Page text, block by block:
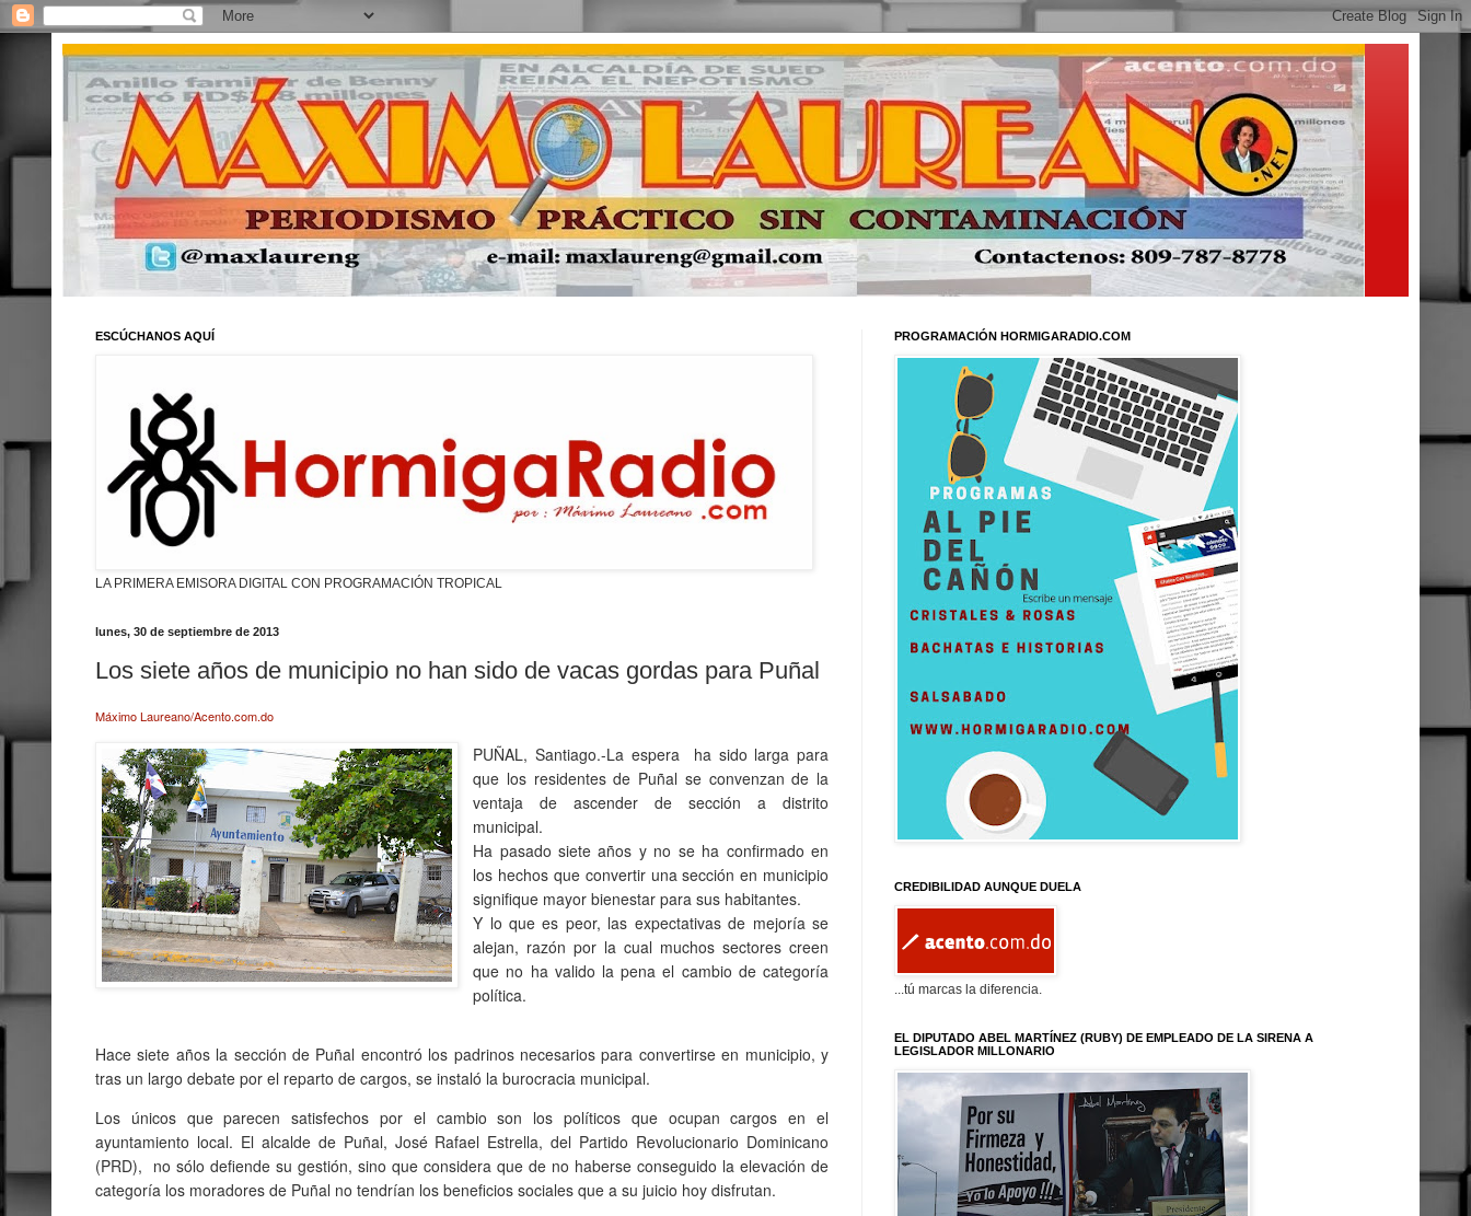
ESCÚCHANOS AQUÍ
LA PRIMERA EMISORA DIGITAL CON PROGRAMACIÓN TROPICAL
lunes, 30 de septiembre de 2013
Los siete años de municipio no han sido de vacas gordas para Puñal
Máximo Laureano/Acento.com.do
PUÑAL, Santiago.-La espera ha sido larga para
que los residentes de Puñal se convenzan de la
ventaja de ascender de sección a distrito
municipal.
Ha pasado siete años y no se ha confirmado en
los hechos que convertir una sección en municipio
signifique mayor bienestar para sus habitantes.
Y lo que es peor, las expectativas de mejoría se
alejan, razón por la cual muchos sectores creen
que no ha valido la pena el cambio de categoría
política.
Hace siete años la sección de Puñal encontró los padrinos necesarios para convertirse en municipio, y
tras un largo debate por el reparto de cargos, se instaló la burocracia municipal.
Los únicos que parecen satisfechos por el cambio son los políticos que ocupan cargos en el
ayuntamiento local. El alcalde de Puñal, José Rafael Estrella, del Partido Revolucionario Dominicano
(PRD), no sólo defiende su gestión, sino que considera que de no haberse conseguido la elevación de
categoría los moradores de Puñal no tendrían los beneficios sociales que a su juicio hoy disfrutan.
PROGRAMACIÓN HORMIGARADIO.COM
CREDIBILIDAD AUNQUE DUELA
...tú marcas la diferencia.
EL DIPUTADO ABEL MARTÍNEZ (RUBY) DE EMPLEADO DE LA SIRENA A
LEGISLADOR MILLONARIO